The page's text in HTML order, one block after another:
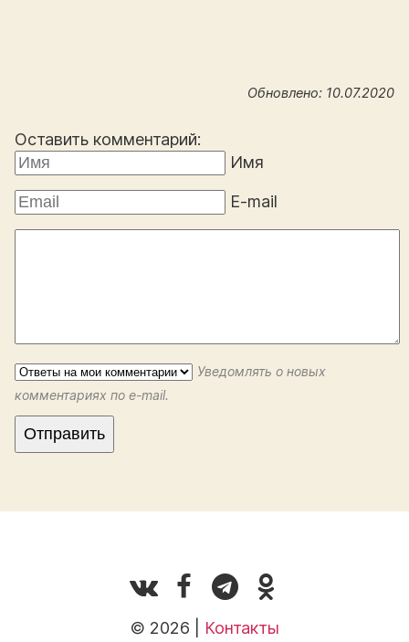
Обновлено: 10.07.2020
Оставить комментарий:
Имя
E-mail
Уведомлять о новых
комментариях по e-mail.
© 2026 | Контакты